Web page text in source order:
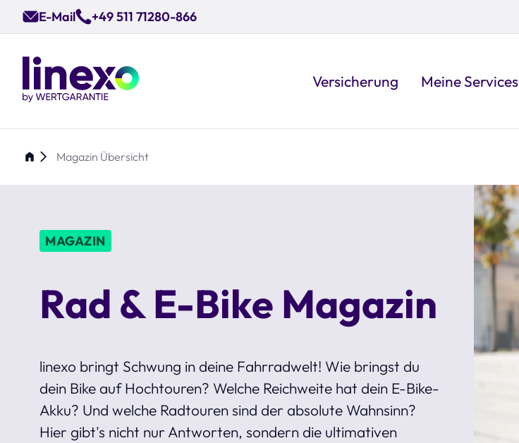
Skip
content
E-Mail +49 511 71280-866
Versicherung Meine Services
Magazin Übersicht
MAGAZIN
Rad & E-Bike Magazin
linexo bringt Schwung in deine Fahrradwelt! Wie bringst du
dein Bike auf Hochtouren? Welche Reichweite hat dein E-Bike-
Akku? Und welche Radtouren sind der absolute Wahnsinn?
Hier gibt's nicht nur Antworten, sondern die ultimativen